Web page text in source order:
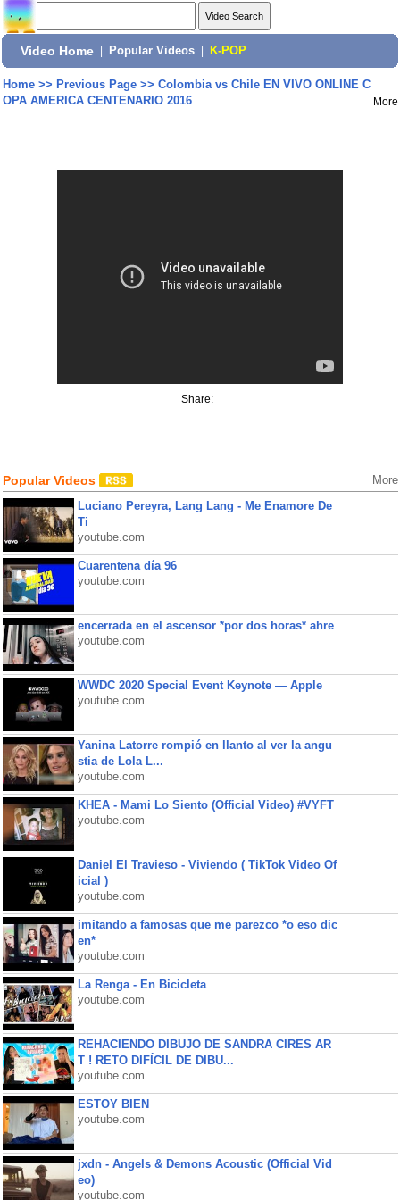
Video Home Popular Videos K-POP
Home>> Previous Page>> Colombia vs Chile EN VIVO ONLINE C
OPA AMERICA CENTENARIO 2016
More
Share:
Popular Videos More
Luciano Pereyra, Lang Lang - Me Enamore De
Ti
youtube.com
Cuarentena día 96
youtube.com
encerrada en el ascensor *por dos horas* ahre
youtube.com
WWDC 2020 Special Event Keynote — Apple
youtube.com
Yanina Latorre rompió en llanto al ver la angu
stia de Lola L...
youtube.com
KHEA - Mami Lo Siento (Official Video) #VYFT
youtube.com
Daniel El Travieso - Viviendo ( TikTok Video Of
icial )
youtube.com
imitando a famosas que me parezco *o eso dic
en*
youtube.com
La Renga - En Bicicleta
youtube.com
REHACIENDO DIBUJO DE SANDRA CIRES AR
T ! RETO DIFÍCIL DE DIBU...
youtube.com
ESTOY BIEN
youtube.com
jxdn - Angels & Demons Acoustic (Official Vid
eo)
youtube.com